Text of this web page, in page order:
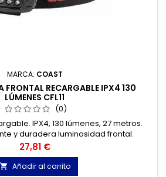
MARCA: COAST
FRONTAL RECARGABLE IPX4 130
LÚMENES CFL11
(0)
IPX4, 130 lúmenes, 27 metros.
y duradera luminosidad frontal.
Precio
27,81 €
 Añadir al carrito